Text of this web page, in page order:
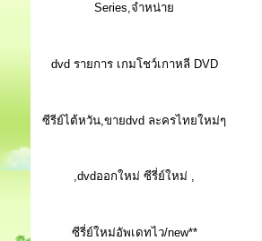
Series,จำหน่าย
dvd รายการ เกมโชว์เกาหลี DVD
ซีรีย์ไต้หวัน,ขายdvd ละครไทยใหม่ๆ
,dvdออกใหม่ ซีรี่ย์ใหม่ ,
ซีรี่ย์ใหม่อัพเดทไว/new**